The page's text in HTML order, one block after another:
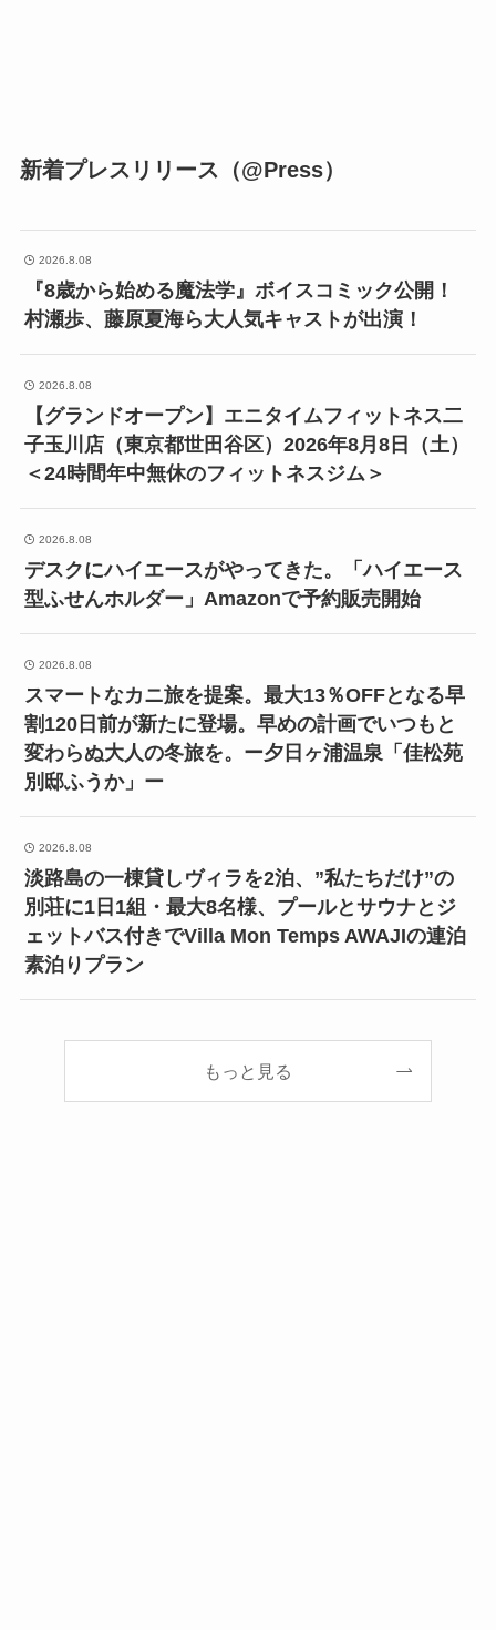
新着プレスリリース（@Press）
2026.8.08
『8歳から始める魔法学』ボイスコミック公開！
村瀬歩、藤原夏海ら大人気キャストが出演！
2026.8.08
【グランドオープン】エニタイムフィットネス二
子玉川店（東京都世田谷区）2026年8月8日（土）
＜24時間年中無休のフィットネスジム＞
2026.8.08
デスクにハイエースがやってきた。「ハイエース
型ふせんホルダー」Amazonで予約販売開始
2026.8.08
スマートなカニ旅を提案。最大13％OFFとなる早
割120日前が新たに登場。早めの計画でいつもと
変わらぬ大人の冬旅を。ー夕日ヶ浦温泉「佳松苑
別邸ふうか」ー
2026.8.08
淡路島の一棟貸しヴィラを2泊、”私たちだけ”の
別荘に1日1組・最大8名様、プールとサウナとジ
ェットバス付きでVilla Mon Temps AWAJIの連泊
素泊りプラン
もっと見る